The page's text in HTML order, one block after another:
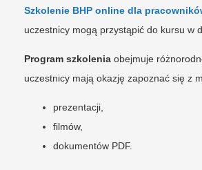
Szkolenie BHP online dla
uczestnicy mogą przystąpić do kursu w
Program szkolenia obejmuje
uczestnicy mają okazję zapoznać się z
prezentacji,
filmów,
dokumentów PDF.